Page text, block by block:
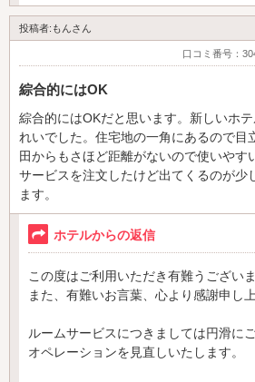
投稿者:もんさん
口コミ番号：
綜合的にはOK
綜合的にはOKだと思います。新しいホ
れいでした。住宅地の一角にあるので目
田からもさほど距離がないので使いやす
サービスを注文したけど出てくるのが少
ます。
ホテルからの返信
この度はご利用いただき有難うございま
また、有難いお言葉、心より感謝申し上
ルームサービスにつきましては円滑に
オペレーションを見直しいたします。